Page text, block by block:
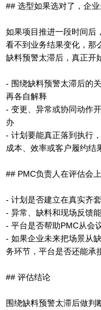
## 选型如果选对了，企
如果项目推进一段时间后
看不到业务结果变化，那
缺料预警太滞后，真正开
- 围绕缺料预警太滞后的
再各自解释
- 变更、异常或协同动作
办
- 计划要能真正落到执行
成本、效率或客户履约结
## PMC负责人在评估会
- 计划是否建立在真实齐
- 异常、缺料和现场反馈
- 平台是否帮助PMC从会
- 如果企业未来把场景从
务环节，平台是否还能承
## 评估结论
围绕缺料预警太滞后做判